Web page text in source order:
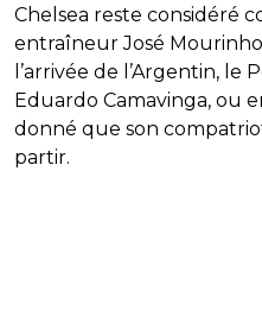
Chelsea reste considéré
entraîneur José
l’arrivée de l’Argentin, le
Eduardo Camavinga, ou
donné que son
partir.